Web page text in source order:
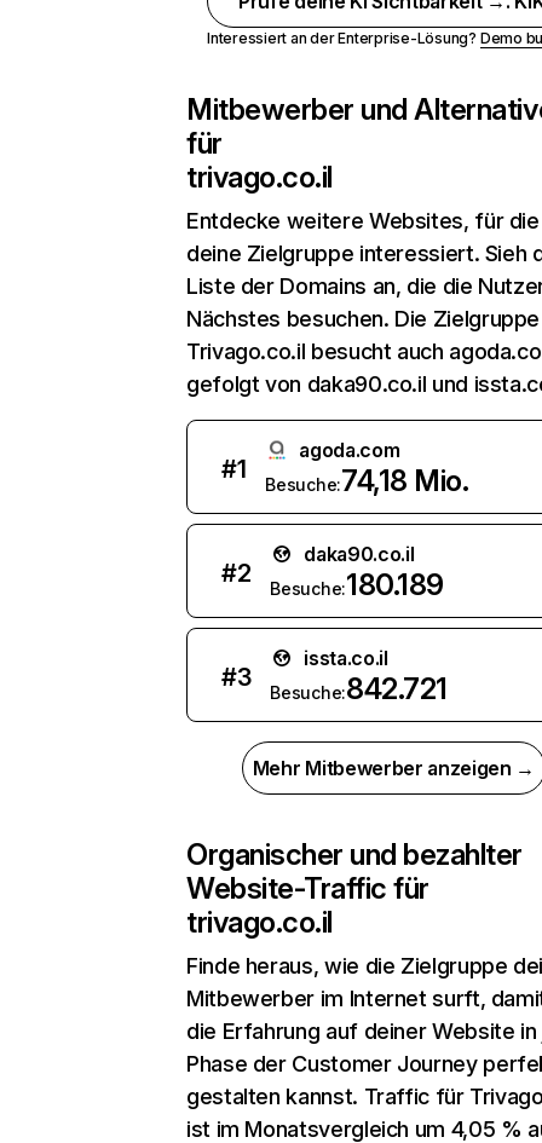
Interessiert an der Enterprise-Lösung? Demo
Mitbewerber und
für
trivago.co.il
Entdecke weitere Websites, für
deine Zielgruppe interessiert. Sieh
Liste der Domains an, die die
Nächstes besuchen. Die
Trivago.co.il besucht auch
gefolgt von daka90.co.il und
#1
agoda.com
Besuche:74,18 Mio.
#2
daka90.co.il
Besuche:180.189
#3
issta.co.il
Besuche:842.721
Mehr Mitbewerber anzeigen →
Organischer und bezahlter
Website-Traffic für
trivago.co.il
Finde heraus, wie die Zielgruppe
Mitbewerber im Internet surft,
die Erfahrung auf deiner Website
Phase der Customer Journey
gestalten kannst. Traffic für
ist im Monatsvergleich um 4,05 %